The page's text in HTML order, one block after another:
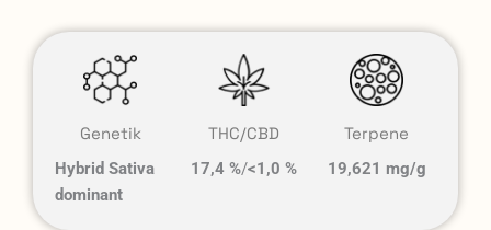
Genetik
Hybrid Sativa
dominant
THC/CBD
17,4 %/<1,0 %
Terpene
19,621 mg/g